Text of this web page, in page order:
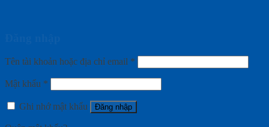
Tên tài khoản hoặc địa chỉ email *
Mật khẩu *
Ghi nhớ mật khẩu Đăng nhập